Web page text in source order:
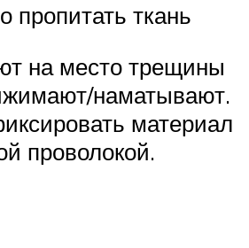
пропитать ткань
на место трещины
наматывают.
материал
проволокой.